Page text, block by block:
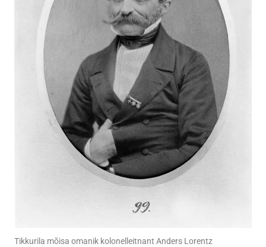
Tikkurila mõisa omanik kolonelleitnant Anders Lorentz